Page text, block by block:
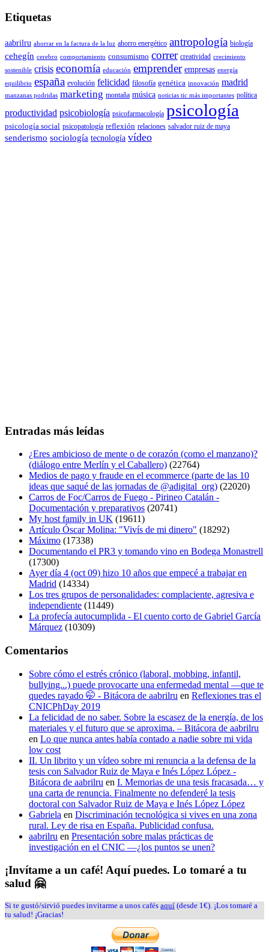
Etiquetas
aabrilru ahorrar en la factura de la luz ahorro energético antropología biología
cehegín cerebro comportamiento consumismo correr creatividad crecimiento
sostenible crisis economía educación emprender empresas energía
equilibrio españa evolución felicidad filosofía genética innovación madrid
manzanas podridas marketing montaña música noticias tic más importantes política
productividad psicobiología psicofarmacología psicología
psicología social psicopatología reflexión relaciones salvador ruiz de maya
senderismo sociología tecnología vídeo
Entradas más leídas
¿Eres ambicioso de mente o de corazón (como el manzano)?
(diálogo entre Merlín y el Caballero) (22764)
Medios de pago y fraude en el ecommerce (parte de las 10
ideas que saqué de las jornadas de @adigital_org) (22020)
Carros de Foc/Carros de Fuego - Pirineo Catalán -
Documentación y preparativos (20741)
My host family in UK (19611)
Artículo Óscar Molina: "Vivís de mi dinero" (18292)
Máximo (17338)
Documentando el PR3 y tomando vino en Bodega Monastrell
(17300)
Ayer día 4 (oct 09) hizo 10 años que empecé a trabajar en
Madrid (14334)
Los tres grupos de personalidades: complaciente, agresiva e
independiente (11449)
La profecía autocumplida - El cuento corto de Gabriel García
Márquez (10309)
Comentarios
Sobre cómo el estrés crónico (laboral, mobbing, infantil,
bullying...) puede provocarte una enfermedad mental —que te
quedes rayado 🤭 - Bitácora de aabrilru en Reflexiones tras el
CNICPhDay 2019
La felicidad de no saber. Sobre la escasez de la energía, de los
materiales y el futuro que se aproxima. – Bitácora de aabrilru
en Lo que nunca antes había contado a nadie sobre mi vida
low cost
II. Un librito y un vídeo sobre mi renuncia a la defensa de la
tesis con Salvador Ruiz de Maya e Inés López López -
Bitácora de aabrilru en I. Memorias de una tesis fracasada… y
una carta de renuncia. Finalmente no defenderé la tesis
doctoral con Salvador Ruiz de Maya e Inés López López
Gabriela en Discriminación tecnológica si vives en una zona
rural. Ley de risa en España. Publicidad confusa.
aabrilru en Presentación sobre malas prácticas de
investigación en el CNIC —¿los puntos se unen?
¡Invítame a un café! Aquí puedes. Lo tomaré a tu
salud 🤗
Si te gustó/sirvió puedes invitarme a unos cafés aquí (desde 1€). ¡Los tomaré a
tu salud! ¡Gracias!